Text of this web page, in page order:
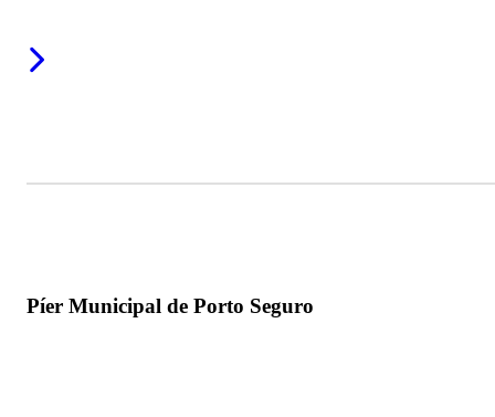
Píer Municipal de Porto Seguro